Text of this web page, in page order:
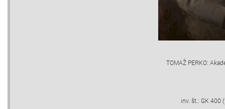
TOMAŽ PERKO:
inv. št.: GK 400